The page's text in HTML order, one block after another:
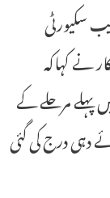
1لاکھ کے قریب سکیورٹی
نے کہاکہ
مرحلے کے
تک 70.87فیصد رائے دہی درج کی گئی